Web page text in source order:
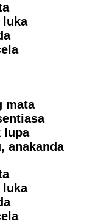
luka
mata
lupa
anakanda
luka